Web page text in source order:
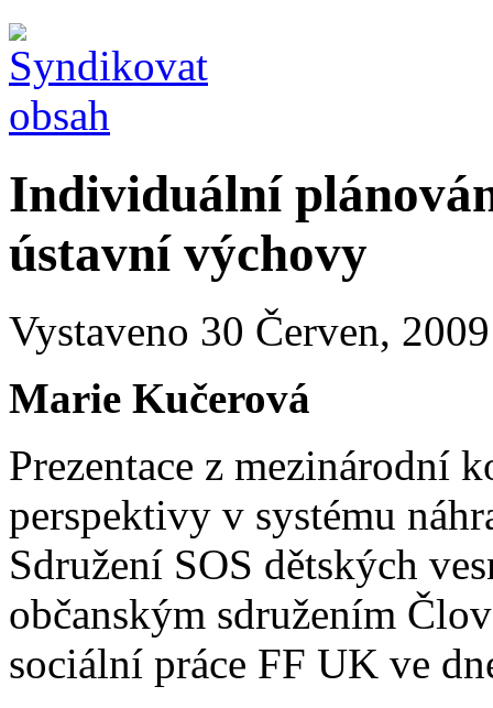
Individuální
ústavní výchovy
Vystaveno 30 Červen,
Marie Kučerová
Prezentace z mezinárodní
perspektivy v systému
Sdružení SOS dětských
občanským sdružením
sociální práce FF UK ve